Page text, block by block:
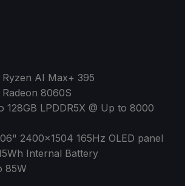
Ryzen AI Max+ 395
8060S
128GB LPDDR5X @ Up to 8000
2400x1504 165Hz OLED panel
Internal Battery
85W